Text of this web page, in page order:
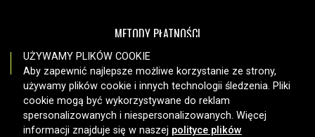
METODY PŁATNOŚCI
OPCJE DOSTAWY
UŻYWAMY PLIKÓW COOKIE
Aby zapewnić najlepsze możliwe korzystanie ze strony,
używamy plików cookie i innych technologii śledzenia. Pliki
cookie mogą być wykorzystywane do reklam
spersonalizowanych i niespersonalizowanych. Więcej
informacji znajduje się w naszej polityce plików